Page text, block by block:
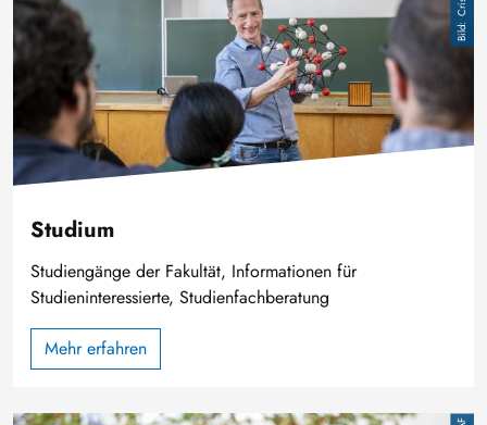
Studium
Studiengänge der Fakultät, Informationen für
Studieninteressierte, Studienfachberatung
Mehr erfahren